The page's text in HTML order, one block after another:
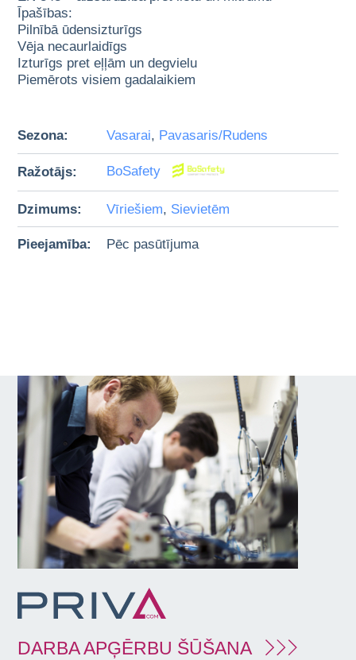
Īpašības:
Pilnībā ūdensizturīgs
Vēja necaurlaidīgs
Izturīgs pret eļļām un degvielu
Piemērots visiem gadalaikiem
Sezona: Vasarai, Pavasaris/Rudens
Ražotājs: BoSafety
Dzimums: Vīriešiem, Sievietēm
Pieejamība: Pēc pasūtījuma
DARBA APĢĒRBU ŠŪŠANA